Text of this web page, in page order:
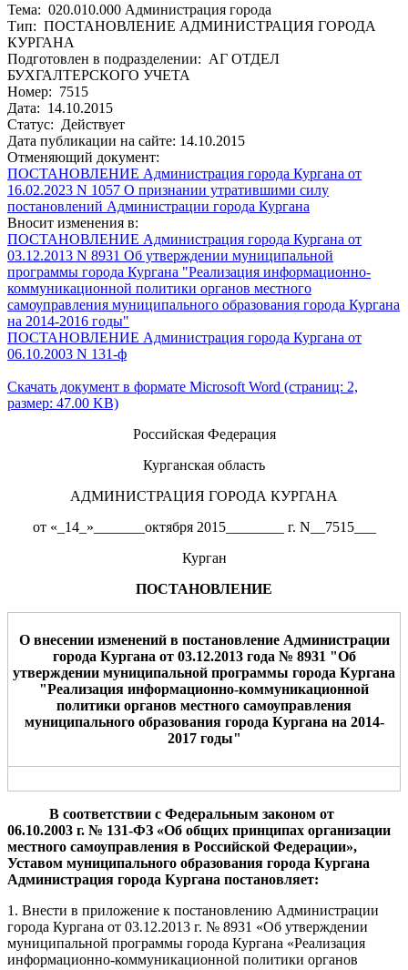
Тема: 020.010.000 Администрация города
Тип: ПОСТАНОВЛЕНИЕ АДМИНИСТРАЦИЯ ГОРОДА
КУРГАНА
Подготовлен в подразделении: АГ ОТДЕЛ
БУХГАЛТЕРСКОГО УЧЕТА
Номер: 7515
Дата: 14.10.2015
Статус: Действует
Дата публикации на сайте: 14.10.2015
Отменяющий документ:
ПОСТАНОВЛЕНИЕ Администрация города Кургана от
16.02.2023 N 1057 О признании утратившими силу
постановлений Администрации города Кургана
Вносит изменения в:
ПОСТАНОВЛЕНИЕ Администрация города Кургана от
03.12.2013 N 8931 Об утверждении муниципальной
программы города Кургана "Реализация информационно-
коммуникационной политики органов местного
самоуправления муниципального образования города Кургана
на 2014-2016 годы"
ПОСТАНОВЛЕНИЕ Администрация города Кургана от
06.10.2003 N 131-ф
Скачать документ в формате Microsoft Word (страниц: 2,
размер: 47.00 KB)
Российская Федерация
Курганская область
АДМИНИСТРАЦИЯ ГОРОДА КУРГАНА
от «_14_»_______октября 2015________ г. N__7515___
Курган
ПОСТАНОВЛЕНИЕ
О внесении изменений в постановление Администрации
города Кургана от 03.12.2013 года № 8931 "Об
утверждении муниципальной программы города Кургана
"Реализация информационно-коммуникационной
политики органов местного самоуправления
муниципального образования города Кургана на 2014-
2017 годы"
Всоответствии сФедеральным законом от
06.10.2003 г. № 131-ФЗ «Об общих принципах организации
местного самоуправления в Российской Федерации»,
Уставом муниципального образования города Кургана
Администрация города Кургана постановляет:
1. Внести в приложение к постановлению Администрации
города Кургана от 03.12.2013 г. № 8931 «Об утверждении
муниципальной программы города Кургана «Реализация
информационно-коммуникационной политики органов